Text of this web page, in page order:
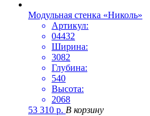
Модульная стенка «Николь»
Артикул:
04432
Ширина:
3082
Глубина:
540
Высота:
2068
53 310 р. В корзину